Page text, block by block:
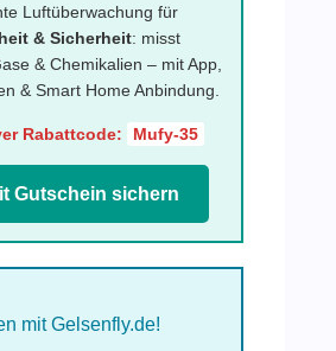
Luftüberwachung für
& Sicherheit: misst
& Chemikalien – mit App,
& Smart Home Anbindung.
Rabattcode: Mufy-35
Gutschein sichern
mit Gelsenfly.de!